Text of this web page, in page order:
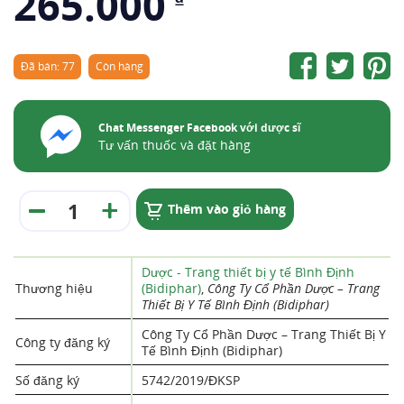
Đã bán: 77 Còn hàng
Chat Messenger Facebook với dược sĩ
Tư vấn thuốc và đặt hàng
Thêm vào giỏ hàng
Thương hiệu
Dược - Trang thiết bị y tế Bình Định
(Bidiphar), Công Ty Cổ Phần Dược – Trang
Thiết Bị Y Tế Bình Định (Bidiphar)
Công ty đăng ký
Công Ty Cổ Phần Dược – Trang Thiết Bị Y
Tế Bình Định (Bidiphar)
Số đăng ký
5742/2019/ĐKSP